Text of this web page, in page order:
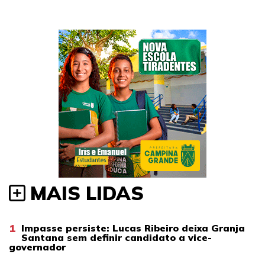
MAIS LIDAS
1 Impasse persiste: Lucas Ribeiro deixa Granja
Santana sem definir candidato a vice-
governador